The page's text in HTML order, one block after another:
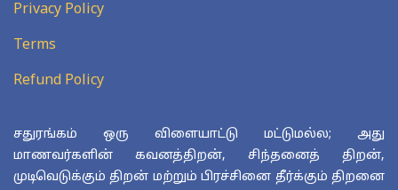
Privacy Policy
Terms
Refund Policy
சதுரங்கம் ஒரு விளையாட்டு மட்டுமல்ல; அது
மாணவர்களின் கவனத்திறன், சிந்தனைத் திறன்,
முடிவெடுக்கும் திறன் மற்றும் பிரச்சினை தீர்க்கும் திறனை